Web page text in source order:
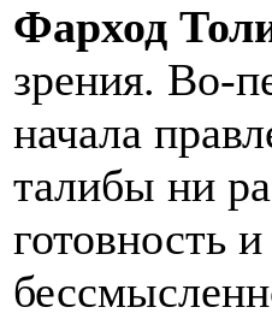
Фарход
зрения. Во-
начала
талибы ни
готовность